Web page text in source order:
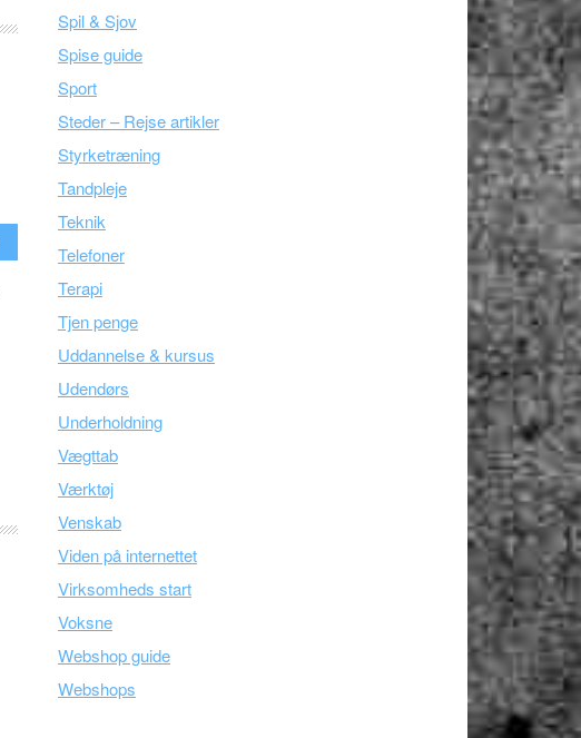
Spil & Sjov
Spise guide
Sport
Steder – Rejse artikler
Styrketræning
Tandpleje
Teknik
Telefoner
Terapi
Tjen penge
Uddannelse & kursus
Udendørs
Underholdning
Vægttab
Værktøj
Venskab
Viden på internettet
Virksomheds start
Voksne
Webshop guide
Webshops